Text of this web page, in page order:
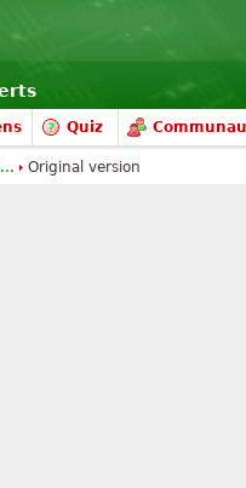
Quiz
Original version